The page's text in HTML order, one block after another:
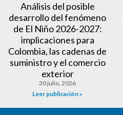
Análisis del posible
desarrollo del fenómeno
de El Niño 2026-2027:
implicaciones para
Colombia, las cadenas de
suministro y el comercio
exterior
30 julio, 2026
Leer publicación »